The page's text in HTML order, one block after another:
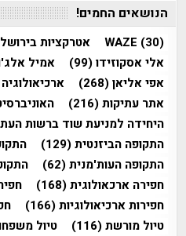
הנושאים החמים!
WAZE (30) אטרקציות
אלי אסקוזידו(99) אמיל
אפי אליאן(268) ארכיאולוגיה
אתר עתיקות(216)
היחידה למניעת שוד ברשות
התקופה הביזנטית(129)
התקופה העות'מנית(62)
חפירה ארכאולוגית(168)
חפירות ארכיאולוגיות(166)
טיול מורשת(116) טיול